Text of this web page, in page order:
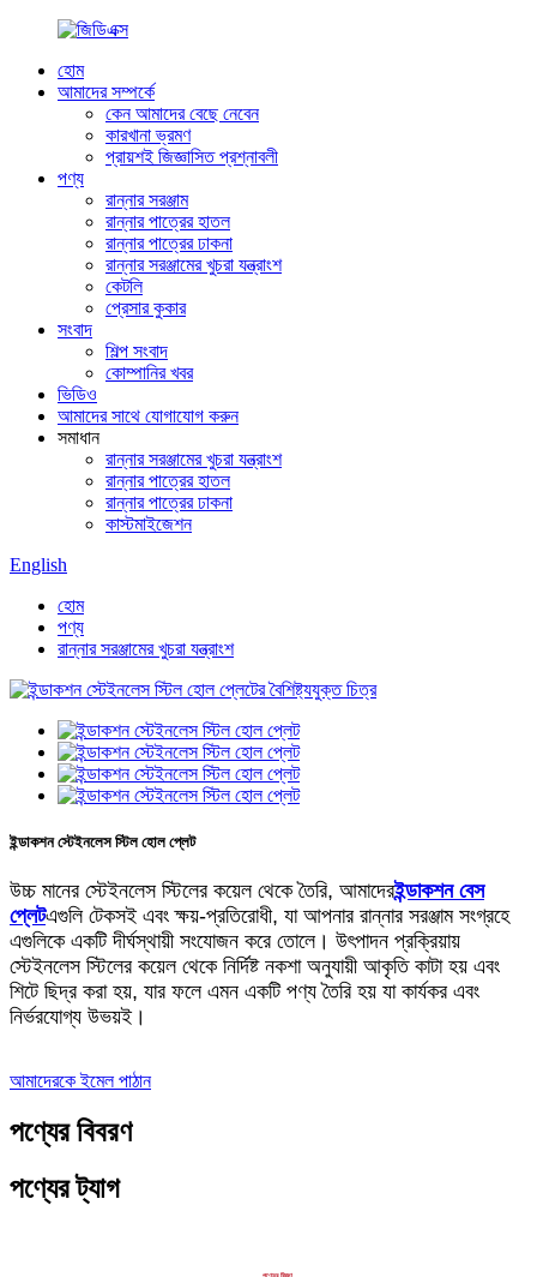
হোম
আমাদের সম্পর্কে
কেন আমাদের বেছে নেবেন
কারখানা ভ্রমণ
প্রায়শই জিজ্ঞাসিত প্রশ্নাবলী
পণ্য
রান্নার সরঞ্জাম
রান্নার পাত্রের হাতল
রান্নার পাত্রের ঢাকনা
রান্নার সরঞ্জামের খুচরা যন্ত্রাংশ
কেটলি
প্রেসার কুকার
সংবাদ
শিল্প সংবাদ
কোম্পানির খবর
ভিডিও
আমাদের সাথে যোগাযোগ করুন
সমাধান
রান্নার সরঞ্জামের খুচরা যন্ত্রাংশ
রান্নার পাত্রের হাতল
রান্নার পাত্রের ঢাকনা
কাস্টমাইজেশন
English
হোম
পণ্য
রান্নার সরঞ্জামের খুচরা যন্ত্রাংশ
ইন্ডাকশন স্টেইনলেস স্টিল হোল প্লেট
উচ্চ মানের স্টেইনলেস স্টিলের কয়েল থেকে তৈরি, আমাদেরইন্ডাকশন বেস
প্লেটএগুলি টেকসই এবং ক্ষয়-প্রতিরোধী, যা আপনার রান্নার সরঞ্জাম সংগ্রহে
এগুলিকে একটি দীর্ঘস্থায়ী সংযোজন করে তোলে। উৎপাদন প্রক্রিয়ায়
স্টেইনলেস স্টিলের কয়েল থেকে নির্দিষ্ট নকশা অনুযায়ী আকৃতি কাটা হয় এবং
শিটে ছিদ্র করা হয়, যার ফলে এমন একটি পণ্য তৈরি হয় যা কার্যকর এবং
নির্ভরযোগ্য উভয়ই।
আমাদেরকে ইমেল পাঠান
পণ্যের বিবরণ
পণ্যের ট্যাগ